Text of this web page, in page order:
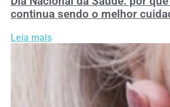
continua sendo o melhor
Leia mais